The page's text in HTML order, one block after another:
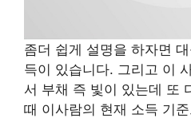
좀더 쉽게 설명을 하자면
득이 있습니다. 그리고 이
서 부채 즉 빛이 있는데 또
때 이사람의 현재 소득 기